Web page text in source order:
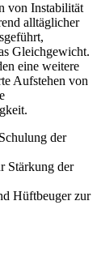
von Instabilität
alltäglicher
Gleichgewicht.
eine weitere
Aufstehen von
der
Stärkung der
Hüftbeuger zur